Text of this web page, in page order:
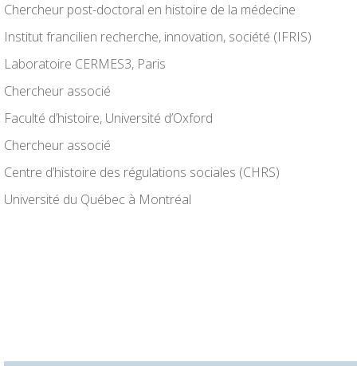
Chercheur post-doctoral en histoire de la médecine
Institut francilien recherche, innovation, société (IFRIS)
Laboratoire CERMES3, Paris
Chercheur associé
Faculté d’histoire, Université d’Oxford
Chercheur associé
Centre d’histoire des régulations sociales (CHRS)
Université du Québec à Montréal